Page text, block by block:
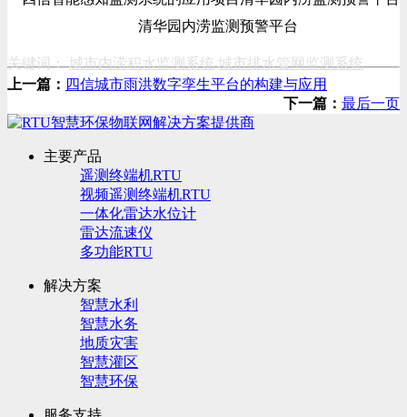
清华园内涝监测预警平台
关键词：城市内涝积水监测系统 城市排水管网监测系统
上一篇： 四信城市雨洪数字孪生平台的构建与应用
下一篇： 最后一页
主要产品
遥测终端机RTU
视频遥测终端机RTU
一体化雷达水位计
雷达流速仪
多功能RTU
解决方案
智慧水利
智慧水务
地质灾害
智慧灌区
智慧环保